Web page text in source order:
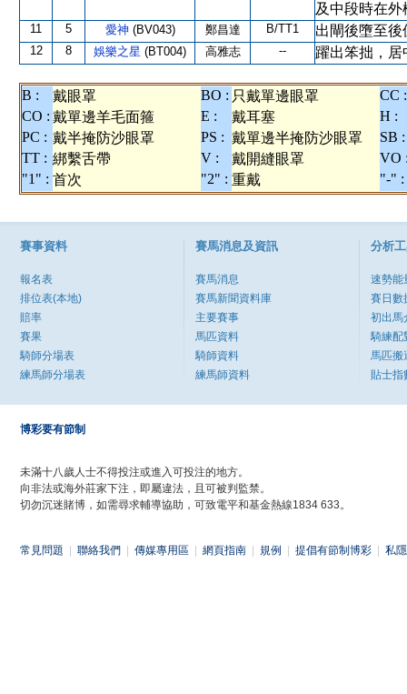
及中段時在
11 5 愛神 (BV043) 鄭昌達 B/TT1 出閘後墮至
12 8 娛樂之星 (BT004) 高雅志 -- 躍出笨拙，
B : 戴眼罩 BO : 只戴單邊眼罩
CC :
CO : 戴單邊羊毛面箍 E : 戴耳塞
H :
PC : 戴半掩防沙眼罩 PS : 戴單邊半掩防沙眼罩
SB :
TT : 綁繫舌帶 V : 戴開縫眼罩
VO
"1" : 首次 "2" : 重戴 "-" :
賽事資料
報名表
排位表(本地)
賠率
賽果
騎師分場表
練馬師分場表
賽馬消息及資訊
賽馬消息
賽馬新聞資料庫
主要賽事
馬匹資料
騎師資料
練馬師資料
分析
速勢能
賽日數
初出馬
騎練配
馬匹搬
貼士指
博彩要有節制
未滿十八歲人士不得投注或進入可投注的地方。
向非法或海外莊家下注，即屬違法，且可被判監禁。
切勿沉迷賭博，如需尋求輔導協助，可致電平和基金熱線1834 633。
常見問題 聯絡我們 傳媒專用區 網頁指南 規例 提倡有節制博彩 私